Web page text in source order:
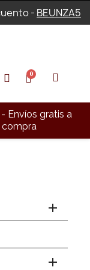
- BEUNZA5
Envíos gratis a

